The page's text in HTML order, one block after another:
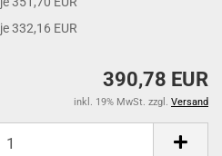
je 332,16 EUR
390,78 EUR
inkl. 19% MwSt. zzgl. Versand